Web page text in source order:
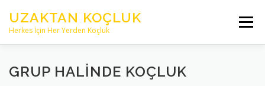
UZAKTAN KOÇLUK
Herkes İçin Her Yerden Koçluk
Menü
ANASAYFA HAKKIMIZDA
GRUP HALINDE KOÇLUK